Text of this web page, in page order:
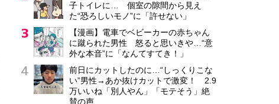
子トイレに… 個室の隙間から見え
た“恐ろしいモノ”に「許せない」
【漫画】電車でベビーカーの赤ちゃん
に蹴られた男性 怒ると思いきや…“意
外な本音”に「なんてすてき！」
前日にカットしたのに…“しっくりこな
い”男性→あか抜けカットで激変！ 2.9
万いいね「別人やん」「モテそう」絶
賛の声